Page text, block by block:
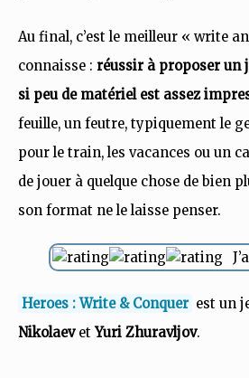
Au final, c’est le meilleur « write
connaisse : réussir à proposer un
si peu de matériel est assez
feuille, un feutre, typiquement le
pour le train, les vacances ou un
de jouer à quelque chose de bien
son format ne le laisse penser.
Heroes : Write & Conquer est un
Nikolaevet Yuri Zhuravljov.